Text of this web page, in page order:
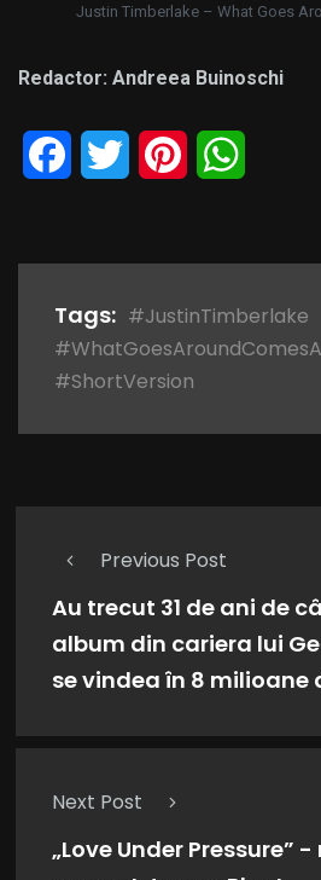
Justin Timberlake – What Goes
Redactor: Andreea Buinoschi
Facebook
Twitter Pinterest
Tags: #JustinTimberlake
#ShortVersion
Previous Post
Au trecut 31 de ani de
album din cariera lui
se vindea în 8 milioane
Next Post
„Love Under Pressure”